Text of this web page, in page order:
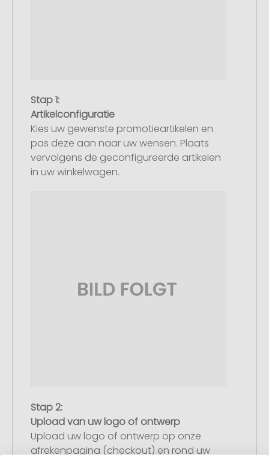
Stap 1:
Artikelconfiguratie
Kies uw gewenste promotieartikelen en
pas deze aan naar uw wensen. Plaats
vervolgens de geconfigureerde artikelen
in uw winkelwagen.
Stap 2:
Upload van uw logo of ontwerp
Upload uw logo of ontwerp op onze
afrekenpagina (checkout) en rond uw